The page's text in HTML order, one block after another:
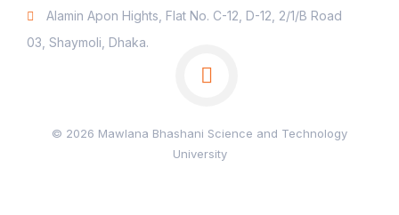
Alamin Apon Hights, Flat No. C-12, D-12, 2/1/B Road
03, Shaymoli, Dhaka.
© 2026 Mawlana Bhashani Science and Technology
University